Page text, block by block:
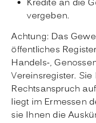
Kredite an die
vergeben.
Achtung: Das
öffentliches
Handels-,
Vereinsregister.
Rechtsanspruch
liegt im Ermessen
sie Ihnen die